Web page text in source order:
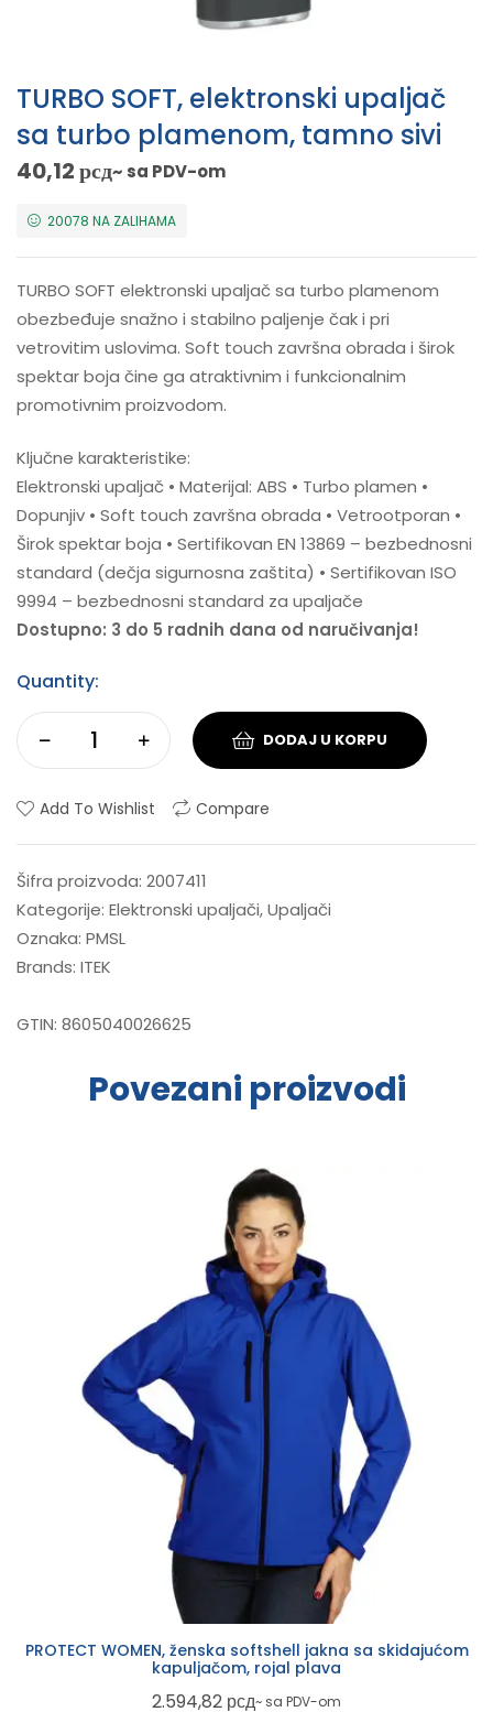
TURBO SOFT, elektronski upaljač
sa turbo plamenom, tamno sivi
40,12рсд~ sa PDV-om
20078 NA ZALIHAMA
TURBO SOFT elektronski upaljač sa turbo plamenom
obezbeđuje snažno i stabilno paljenje čak i pri
vetrovitim uslovima. Soft touch završna obrada i širok
spektar boja čine ga atraktivnim i funkcionalnim
promotivnim proizvodom.
Ključne karakteristike:
Elektronski upaljač • Materijal: ABS • Turbo plamen •
Dopunjiv • Soft touch završna obrada • Vetrootporan •
Širok spektar boja • Sertifikovan EN 13869 – bezbednosni
standard (dečja sigurnosna zaštita) • Sertifikovan ISO
9994 – bezbednosni standard za upaljače
Dostupno: 3 do 5 radnih dana od naručivanja!
Quantity:
DODAJ U KORPU
Add To Wishlist Compare
Šifra proizvoda: 2007411
Kategorije: Elektronski upaljači,Upaljači
Oznaka: PMSL
Brands: ITEK
GTIN: 8605040026625
Povezani proizvodi
PROTECT WOMEN, ženska softshell jakna sa skidajućom
kapuljačom, rojal plava
2.594,82 рсд~ sa PDV-om